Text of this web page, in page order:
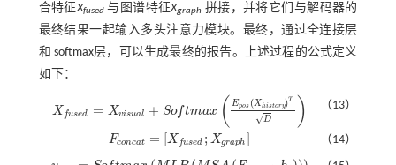
合特征Xfused与图谱特征Xgraph 拼接，并将它们与解码器的
最终结果一起输入多头注意力模块。最终，通过全连接层
和 softmax层，可以生成最终的报告。上述过程的公式定义
如下：
X fused = Xvisual + Softmax ( Epos ( Xhistory)T
D
√ )
Xfused= Xvi sual+Sofm axEpos(Xhis o ry)TD
（13）
Fconcat = [X fused ; Xgraph ]
Fconcat =X use d;Xgraph （14）